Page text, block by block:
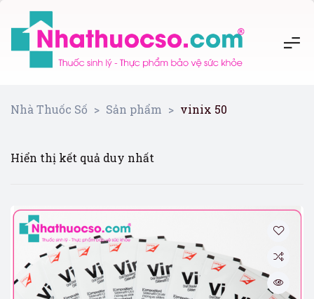
Nhà Thuốc Số > Sản phẩm > vinix 50
Hiển thị kết quả duy nhất